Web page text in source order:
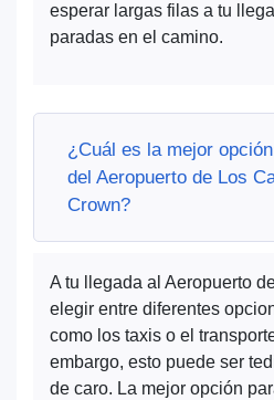
esperar largas filas a tu
paradas en el camino.
¿Cuál es la mejor
del Aeropuerto de Los
Crown?
A tu llegada al Aeropuerto
elegir entre diferentes
como los taxis o el
embargo, esto puede ser
de caro. La mejor opción